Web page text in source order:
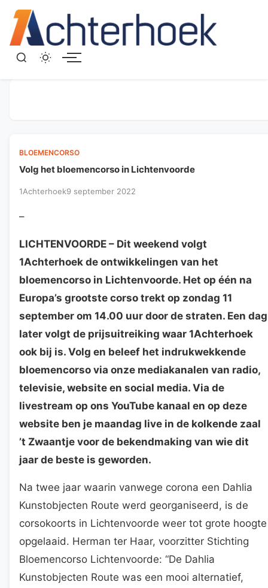
BLOEMENCORSO
Volg het bloemencorso in Lichtenvoorde
1Achterhoek9 september 2022
–
LICHTENVOORDE – Dit weekend volgt
1Achterhoek de ontwikkelingen van het
bloemencorso in Lichtenvoorde. Het op één na
Europa’s grootste corso trekt op zondag 11
september om 14.00 uur door de straten. Een dag
later volgt de prijsuitreiking waar 1Achterhoek
ook bij is. Volg en beleef het indrukwekkende
bloemencorso via onze mediakanalen van radio,
televisie, website en social media. Via de
livestream op ons YouTube kanaal en op deze
website ben je maandag live in de kolkende zaal
’t Zwaantje voor de bekendmaking van wie dit
jaar de beste is geworden.
Na twee jaar waarin vanwege corona een Dahlia
Kunstobjecten Route werd georganiseerd, is de
corsokoorts in Lichtenvoorde weer tot grote hoogte
opgelaaid. Herman ter Haar, voorzitter Stichting
Bloemencorso Lichtenvoorde: “De Dahlia
Kunstobjecten Route was een mooi alternatief,